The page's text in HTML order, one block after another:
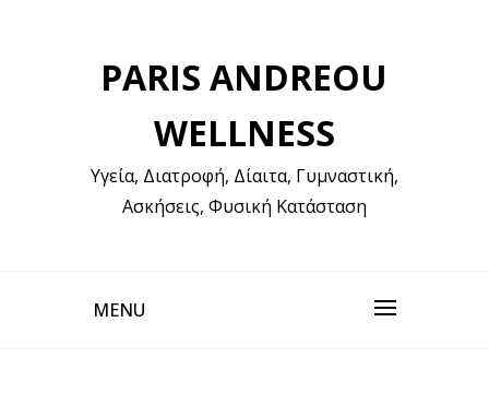
PARIS ANDREOU
WELLNESS
Υγεία, Διατροφή, Δίαιτα, Γυμναστική,
Ασκήσεις, Φυσική Κατάσταση
MENU